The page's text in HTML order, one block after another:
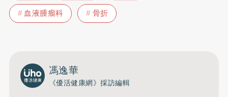
血液腫瘤科
骨折
馮逸華
《優活健康網》採訪編輯